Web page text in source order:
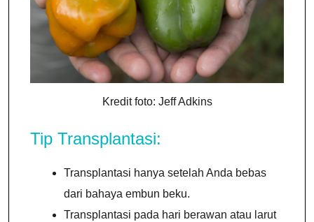
Kredit foto: Jeff Adkins
Tip Transplantasi:
Transplantasi hanya setelah Anda bebas
dari bahaya embun beku.
Transplantasi pada hari berawan atau larut